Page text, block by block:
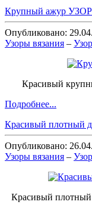
Крупный ажур
Опубликовано:
Узоры вязания –
Красивый
Подробнее...
Красивый плотный
Опубликовано:
Узоры вязания –
Красивый плотный